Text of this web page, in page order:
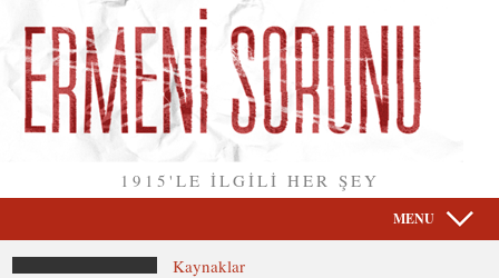
1915'LE İLGİLİ HER ŞEY
MENU
Kaynaklar